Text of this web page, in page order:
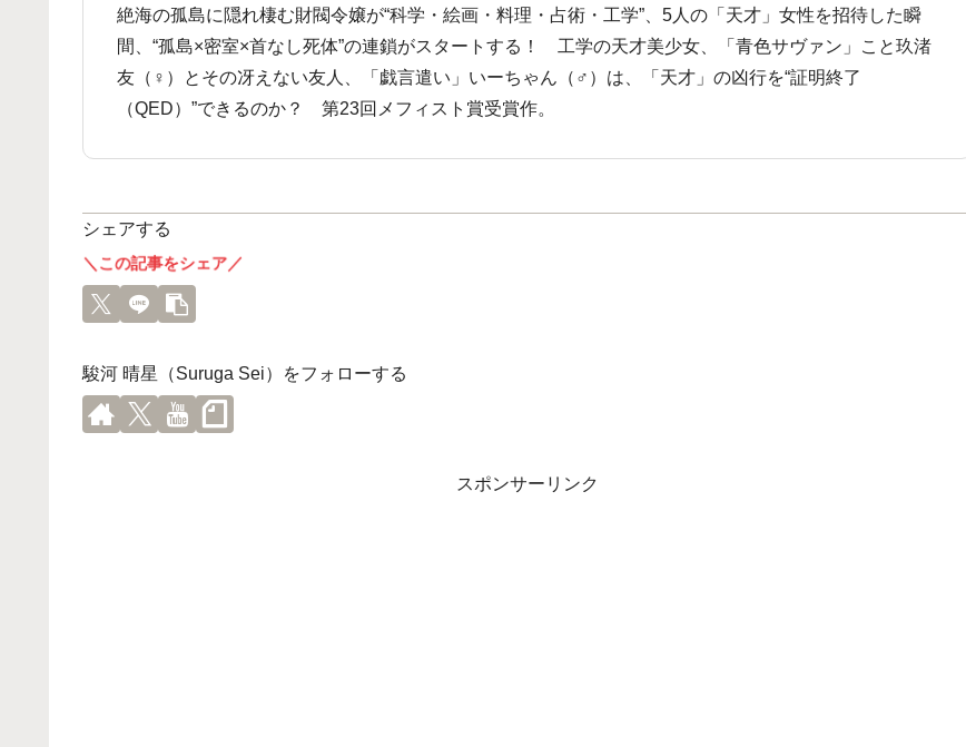
絶海の孤島に隠れ棲む財閥令嬢が“科学・絵画・料理・占術・工学”、5人の「天才」女性を招待した瞬
間、“孤島×密室×首なし死体”の連鎖がスタートする！ 工学の天才美少女、「青色サヴァン」こと玖渚
友（♀）とその冴えない友人、「戯言遣い」いーちゃん（♂）は、「天才」の凶行を“証明終了
（QED）”できるのか？ 第23回メフィスト賞受賞作。
シェアする
＼この記事をシェア／
駿河 晴星（Suruga Sei）をフォローする
スポンサーリンク